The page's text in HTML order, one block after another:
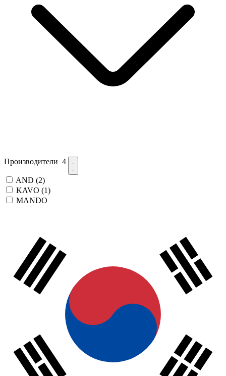
Производители 4
AND (2)
KAVO (1)
MANDO